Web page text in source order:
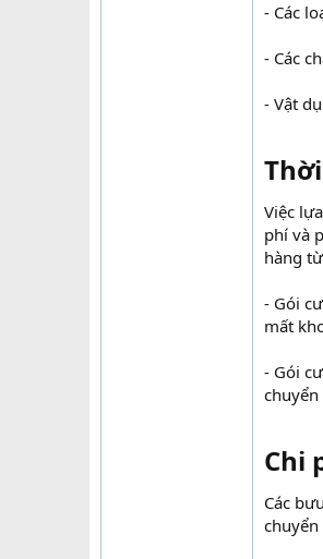
- Các
- Các
- Vật
Việc
phí và
hàng
- Gói
mất
- Gói
Chi
Các